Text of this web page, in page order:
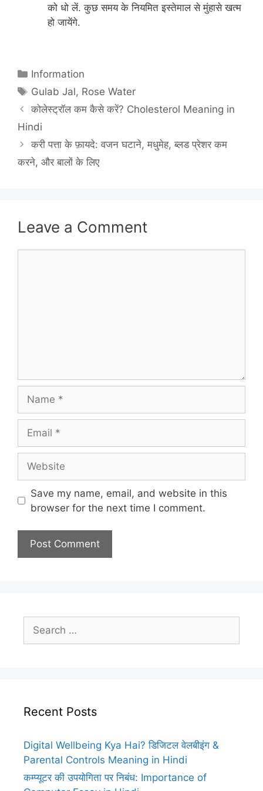
को धो लें. कुछ समय के नियमित इस्तेमाल से मुंहासे खत्म
हो जायेंगे.
Categories
Information
Tags
Gulab Jal, Rose Water
कोलेस्ट्रॉल कम कैसे करें? Cholesterol Meaning in
Hindi
करी पत्ता के फ़ायदे: वजन घटाने, मधुमेह, ब्लड प्रेशर कम
करने, और बालों के लिए
Leave a Comment
Save my name, email, and website in this
browser for the next time I comment.
Search
for:
Recent Posts
Digital Wellbeing Kya Hai? डिजिटल वेलबीइंग &
Parental Controls Meaning in Hindi
कम्प्यूटर की उपयोगिता पर निबंध: Importance of